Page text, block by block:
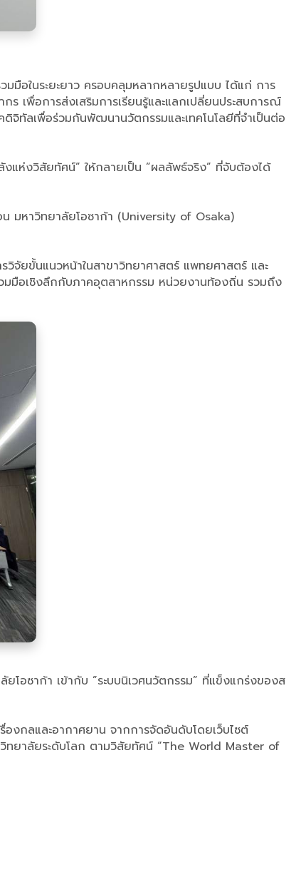
มือในระยะยาว ครอบคลุมหลากหลายรูปแบบ ได้แก่ การ
เพื่อการส่งเสริมการเรียนรู้และแลกเปลี่ยนประสบการณ์
จิทัลเพื่อร่วมกันพัฒนานวัตกรรมและเทคโนโลยีที่จำเป็นต่อ
แห่งวิสัยทัศน์” ให้กลายเป็น ”ผลลัพธ์จริง” ที่จับต้องได้
น มหาวิทยาลัยโอซาก้า (University of Osaka)
จัยขั้นแนวหน้าในสาขาวิทยาศาสตร์ แพทยศาสตร์ และ
มมือเชิงลึกกับภาคอุตสาหกรรม หน่วยงานท้องถิ่น รวมถึง
โอซาก้า เข้ากับ ”ระบบนิเวศนวัตกรรม” ที่แข็งแกร่งของส
องกลและอากาศยาน จากการจัดอันดับโดยเว็บไซต์
ทยาลัยระดับโลก ตามวิสัยทัศน์ “The World Master of